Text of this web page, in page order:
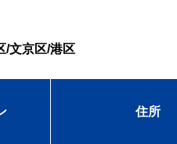
/文京区/港区
住所